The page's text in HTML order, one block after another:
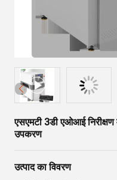
एसएमटी 3डी एओआई
उपकरण
उत्पाद का विवरण